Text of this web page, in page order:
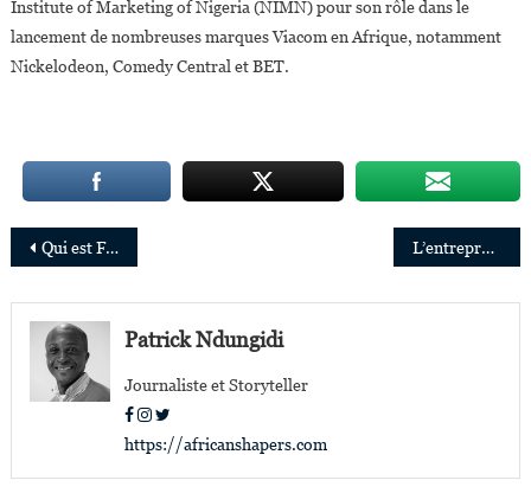
Institute of Marketing of Nigeria (NIMN) pour son rôle dans le
lancement de nombreuses marques Viacom en Afrique, notamment
Nickelodeon, Comedy Central et BET.
Navigation
de
l’article
Qui est Florence Loan-Messan, première femme élue Bâtonnier de Côte d’Ivoire ? L’entrepreneure sénégalaise Siny Samba remporte le grand Prix 2023 des femmes agripreneurs de l’AGRA
Patrick Ndungidi
Journaliste et Storyteller
https://africanshapers.com